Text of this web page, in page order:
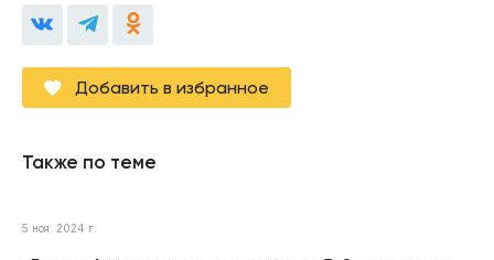
Добавить в избранное
Также по теме
5 ноя. 2024 г.